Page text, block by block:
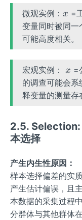
微观实例：x
x =
变量同时被同一
可能高度相关。
宏观实例：x
x =
的调查可能会
释变量的测量存
2.5.
本选择
产生内生性原因：
样本选择偏差的实
产生估计偏误，且
本数据的采集过程
分群体与其他群体